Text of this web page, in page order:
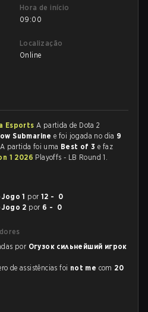
Hora de início
09:00
Localização
Online
EsportsA partida de Dota 2
Submarinee foi jogada no dia 9
partida foi uma Best of 3e faz
1 2026 Playoffs - LB Round 1.
Jogo 1 por 12 - 0
Jogo 2 por 6 - 0
por Огузок сильнейший игрок
de assistências foi not me com 20